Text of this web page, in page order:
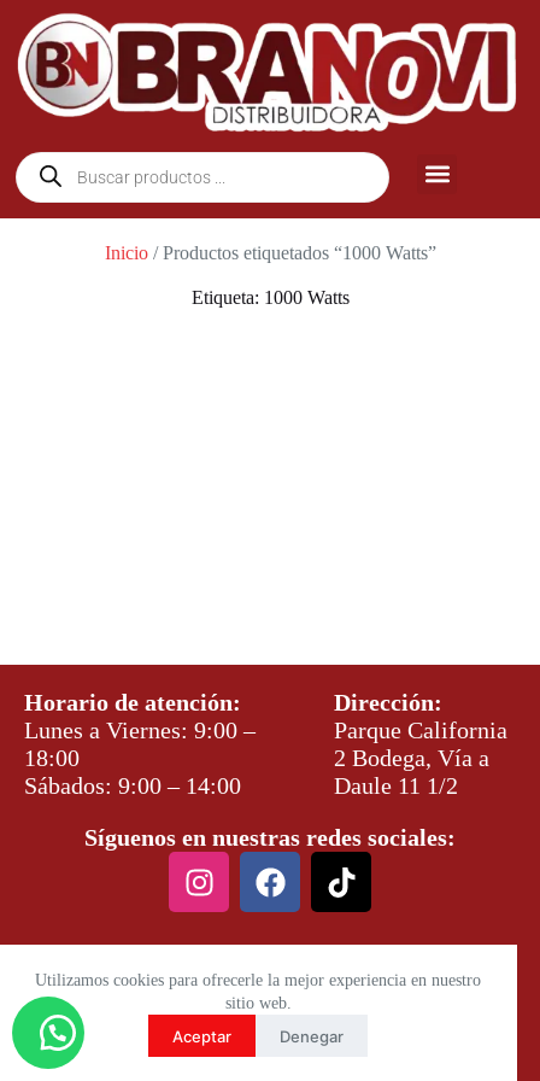
Utilizamos cookies para ofrecerle la mejor experiencia en nuestro
sitio web.
Aceptar Denegar
Inicio/ Productos etiquetados “1000 Watts”
Etiqueta: 1000 Watts
Horario de atención:
Lunes a Viernes: 9:00 –
18:00
Sábados: 9:00 – 14:00
Dirección:
Parque California
2 Bodega, Vía a
Daule 11 1/2
Síguenos en nuestras redes sociales: